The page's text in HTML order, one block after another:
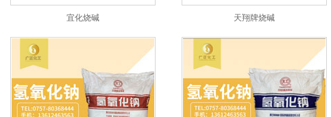
宜化烧碱 天翔牌烧碱